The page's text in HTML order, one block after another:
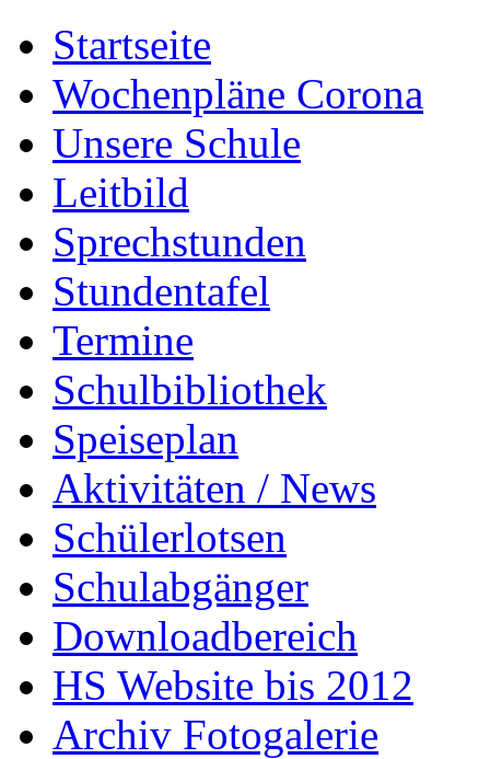
Startseite
Wochenpläne Corona
Unsere Schule
Leitbild
Sprechstunden
Stundentafel
Termine
Schulbibliothek
Speiseplan
Aktivitäten / News
Schülerlotsen
Schulabgänger
Downloadbereich
HS Website bis 2012
Archiv Fotogalerie